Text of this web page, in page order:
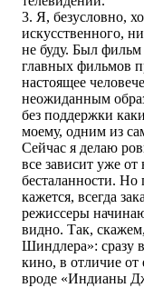
3. Я, безусловно,
искусственного,
не буду. Был
главных фильмов
настоящее
неожиданным
без поддержки
моему, одним из
Сейчас я делаю
все зависит уже от
бесталанности. Но
кажется, всегда
режиссеры
видно. Так,
Шиндлера»: сразу
кино, в отличие от
вроде «Индианы